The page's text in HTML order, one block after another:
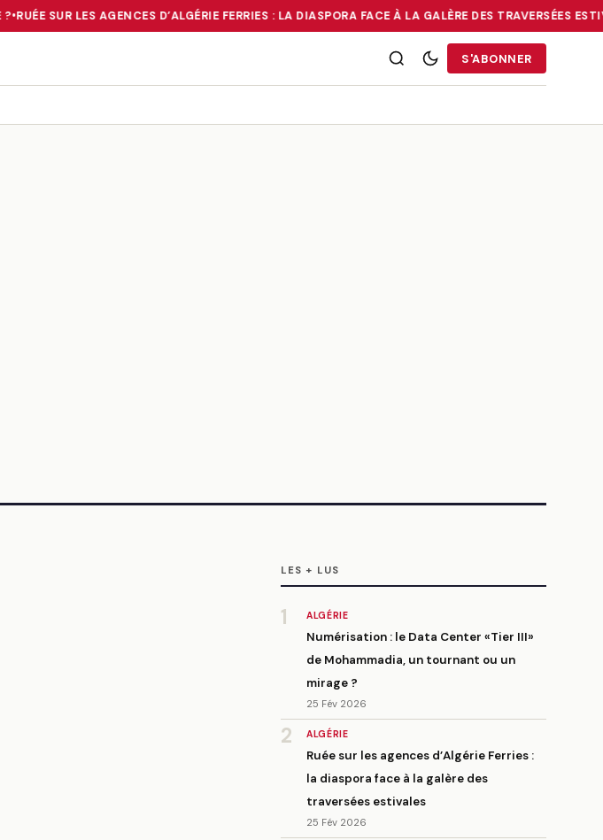
•RUÉE SUR LES AGENCES D’ALGÉRIE FERRIES : LA DIASPORA FACE À LA GALÈRE DES TRAVERSÉES
SUR LES AGENCES D’ALGÉRIE FERRIES : LA DIASPORA FACE À LA GALÈRE DES TRAVERSÉES
S'ABONNER
LES + LUS
1 ALGÉRIE
Numérisation : le Data Center «Tier III»
de Mohammadia, un tournant ou un
mirage ?
25 Fév 2026
2 ALGÉRIE
Ruée sur les agences d’Algérie Ferries :
la diaspora face à la galère des
traversées estivales
25 Fév 2026